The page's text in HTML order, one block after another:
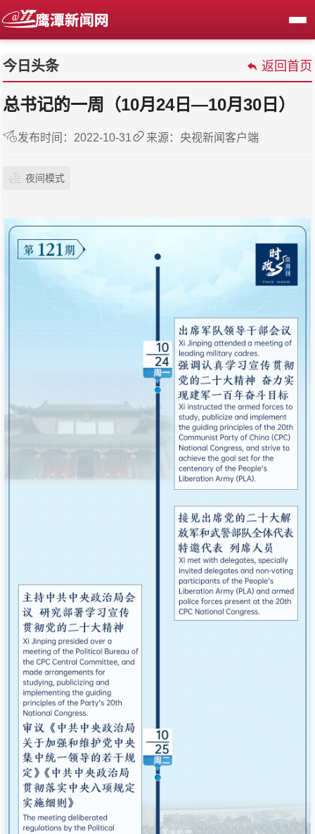
今日头条 返回首页
总书记的一周（10月24日—10月30日）
发布时间：2022-10-31 来源：央视新闻客户端
夜间模式